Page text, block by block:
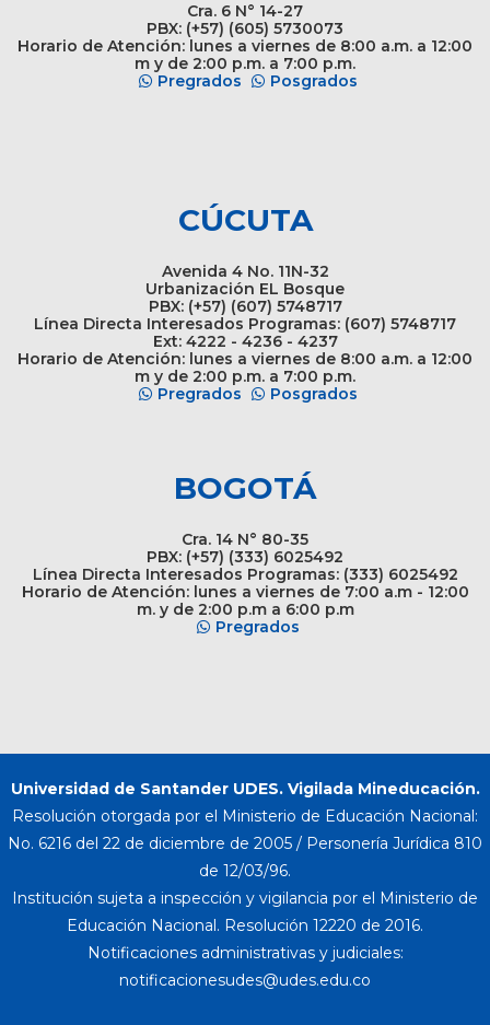
Cra. 6 N° 14-27
PBX: (+57) (605) 5730073
Horario de Atención: lunes a viernes de 8:00 a.m. a 12:00
m y de 2:00 p.m. a 7:00 p.m.
Pregrados
Posgrados
CÚCUTA
Avenida 4 No. 11N-32
Urbanización EL Bosque
PBX: (+57) (607) 5748717
Línea Directa Interesados Programas: (607) 5748717
Ext: 4222 - 4236 - 4237
Horario de Atención: lunes a viernes de 8:00 a.m. a 12:00
m y de 2:00 p.m. a 7:00 p.m.
Pregrados
Posgrados
BOGOTÁ
Cra. 14 N° 80-35
PBX: (+57) (333) 6025492
Línea Directa Interesados Programas: (333) 6025492
Horario de Atención: lunes a viernes de 7:00 a.m - 12:00
m. y de 2:00 p.m a 6:00 p.m
Pregrados
Universidad de Santander UDES. Vigilada Mineducación.
Resolución otorgada por el Ministerio de Educación Nacional:
No. 6216 del 22 de diciembre de 2005 / Personería Jurídica 810
de 12/03/96.
Institución sujeta a inspección y vigilancia por el Ministerio de
Educación Nacional. Resolución 12220 de 2016.
Notificaciones administrativas y judiciales: